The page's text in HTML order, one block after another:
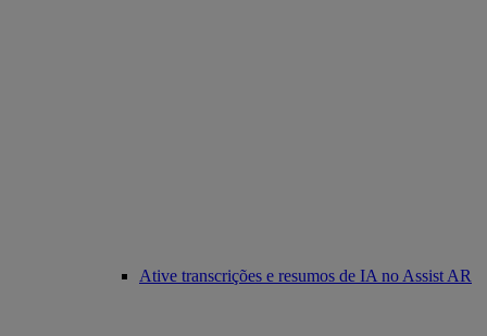
Ative transcrições e resumos de IA no Assist AR